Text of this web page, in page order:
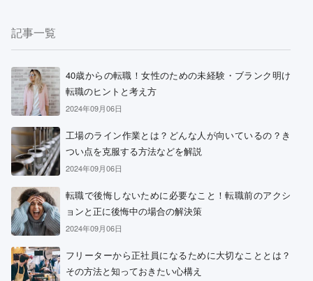
記事一覧
40歳からの転職！女性のための未経験・ブランク明け
転職のヒントと考え方
2024年09月06日
工場のライン作業とは？どんな人が向いているの？き
つい点を克服する方法などを解説
2024年09月06日
転職で後悔しないために必要なこと！転職前のアクシ
ョンと正に後悔中の場合の解決策
2024年09月06日
フリーターから正社員になるために大切なこととは？
その方法と知っておきたい心構え